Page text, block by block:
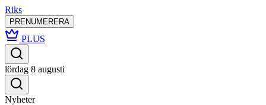
Riks
PRENUMERERA
PLUS
lördag 8 augusti
Nyheter